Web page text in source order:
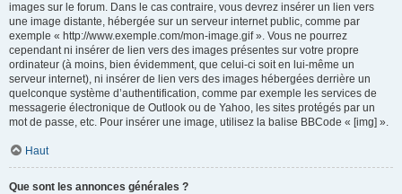
images sur le forum. Dans le cas contraire, vous devrez insérer un lien vers
une image distante, hébergée sur un serveur internet public, comme par
exemple « http://www.exemple.com/mon-image.gif ». Vous ne pourrez
cependant ni insérer de lien vers des images présentes sur votre propre
ordinateur (à moins, bien évidemment, que celui-ci soit en lui-même un
serveur internet), ni insérer de lien vers des images hébergées derrière un
quelconque système d’authentification, comme par exemple les services de
messagerie électronique de Outlook ou de Yahoo, les sites protégés par un
mot de passe, etc. Pour insérer une image, utilisez la balise BBCode « [img] ».
Haut
Que sont les annonces générales ?